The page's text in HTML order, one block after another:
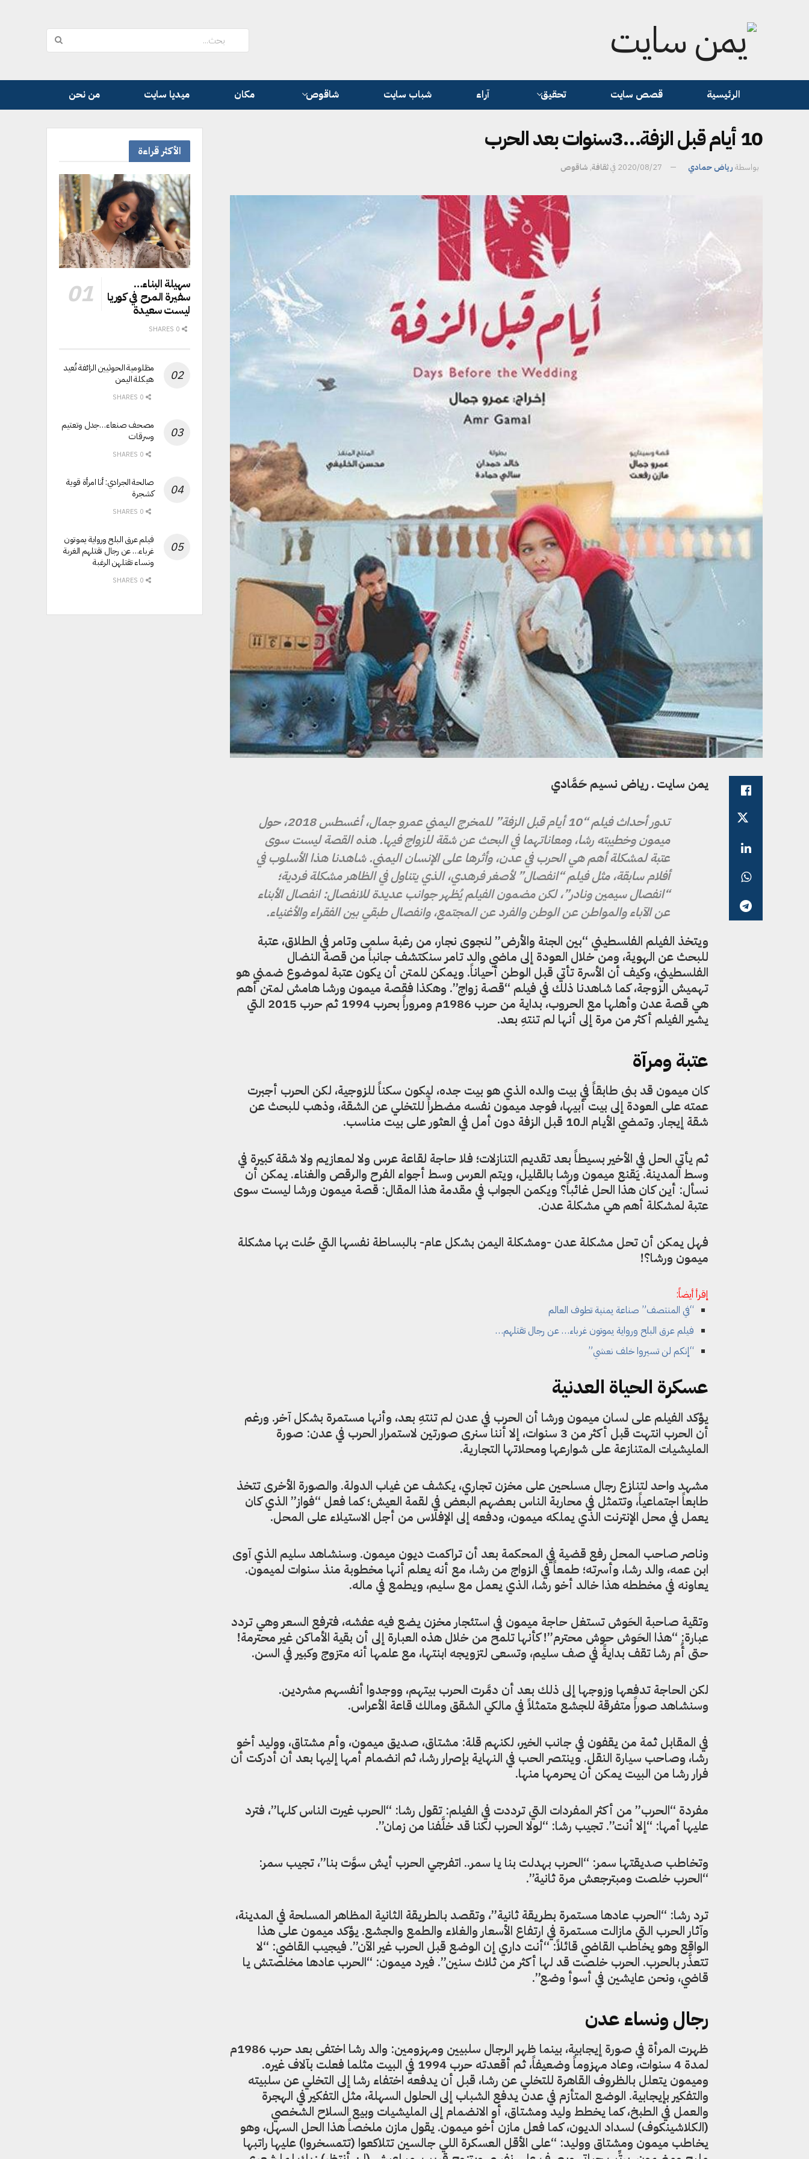
الرئيسية قصص سايت تحقيق آراء شباب سايت شاقوص مكان ميديا سايت من نحن
10 أيام قبل الزفة…3سنوات بعد الحرب
بواسطة رياض حمادي 2020/08/27 فيثقافة, شاقوص
يمن سايت ـ رياض نسيم حَمَّادي
تدور أحداث فيلم “10 أيام قبل الزفة” للمخرج اليمني عمرو جمال، أغسطس 2018، حول
ميمون وخطيبته رشا، ومعاناتهما في البحث عن شقة للزواج فيها. هذه القصة ليست سوى
عتبة لمشكلة أهم هي الحرب في عدن، وأثرها على الإنسان اليمني. شاهدنا هذا الأسلوب في
أفلام سابقة، مثل فيلم “انفصال” لأصغر فرهدي، الذي يتناول في الظاهر مشكلة فردية؛
“انفصال سيمين ونادر”، لكن مضمون الفيلم يُظهر جوانب عديدة للانفصال: انفصال الأبناء
عن الآباء والمواطن عن الوطن والفرد عن المجتمع، وانفصال طبقي بين الفقراء والأغنياء.
ويتخذ الفيلم الفلسطيني “بين الجنة والأرض” لنجوى نجار، من رغبة سلمى وتامر في الطلاق، عتبة
للبحث عن الهوية، ومن خلال العودة إلى ماضي والد تامر سنكتشف جانباً من قصة النضال
الفلسطيني، وكيف أن الأسرة تأتي قبل الوطن أحياناً. ويمكن للمتن أن يكون عتبة لموضوع ضمني هو
تهميش الزوجة، كما شاهدنا ذلك في فيلم “قصة زواج”. وهكذا فقصة ميمون ورشا هامش لمتن أهم
هي قصة عدن وأهلها مع الحروب، بداية من حرب 1986م ومروراً بحرب 1994 ثم حرب 2015 التي
يشير الفيلم أكثر من مرة إلى أنها لم تنتهِ بعد.
عتبة ومرآة
كان ميمون قد بنى طابقاً في بيت والده الذي هو بيت جده، ليكون سكناً للزوجية، لكن الحرب أجبرت
عمته على العودة إلى بيت أبيها، فوجد ميمون نفسه مضطراً للتخلي عن الشقة، وذهب للبحث عن
شقة إيجار. وتمضي الأيام الـ10 قبل الزفة دون أمل في العثور على بيت مناسب.
ثم يأتي الحل في الأخير بسيطاً بعد تقديم التنازلات؛ فلا حاجة لقاعة عرس ولا لمعازيم ولا شقة كبيرة في
وسط المدينة. يَقنع ميمون ورشا بالقليل، ويتم العرس وسط أجواء الفرح والرقص والغناء. يمكن أن
نسأل: أين كان هذا الحل غائباً؟ ويكمن الجواب في مقدمة هذا المقال: قصة ميمون ورشا ليست سوى
عتبة لمشكلة أهم هي مشكلة عدن.
فهل يمكن أن تحل مشكلة عدن -ومشكلة اليمن بشكل عام- بالبساطة نفسها التي حُلت بها مشكلة
ميمون ورشا؟!
إقرأ أيضاً:
“في المنتصف” صناعة يمنية تطوف العالم
فيلم عرق البلح ورواية يموتون غرباء… عن رجال تقتلهم…
“إنكم لن تسيروا خلف نعشي”
عسكرة الحياة العدنية
يؤكد الفيلم على لسان ميمون ورشا أن الحرب في عدن لم تنتهِ بعد، وأنها مستمرة بشكل آخر. ورغم
أن الحرب انتهت قبل أكثر من 3 سنوات، إلا أننا سنرى صورتين لاستمرار الحرب في عدن: صورة
المليشيات المتنازعة على شوارعها ومحلاتها التجارية.
مشهد واحد لتنازع رجال مسلحين على مخزن تجاري، يكشف عن غياب الدولة. والصورة الأخرى تتخذ
طابعاً اجتماعياً، وتتمثل في محاربة الناس بعضهم البعض في لقمة العيش؛ كما فعل “فواز” الذي كان
يعمل في محل الإنترنت الذي يملكه ميمون، ودفعه إلى الإفلاس من أجل الاستيلاء على المحل.
وناصر صاحب المحل رفع قضية في المحكمة بعد أن تراكمت ديون ميمون. وسنشاهد سليم الذي آوى
ابن عمه، والد رشا، وأسرته؛ طمعاً في الزواج من رشا، مع أنه يعلم أنها مخطوبة منذ سنوات لميمون.
يعاونه في مخططه هذا خالد أخو رشا، الذي يعمل مع سليم، ويطمع في ماله.
وتقية صاحبة الحَوش تستغل حاجة ميمون في استئجار مخزن يضع فيه عفشه، فترفع السعر وهي تردد
عبارة: “هذا الحَوش حوش محترم”! كأنها تلمح من خلال هذه العبارة إلى أن بقية الأماكن غير محترمة!
حتى أُم رشا تقف بدايةً في صف سليم، وتسعى لتزويجه ابنتها، مع علمها أنه متزوج وكبير في السن.
لكن الحاجة تدفعها وزوجها إلى ذلك بعد أن دمَّرت الحرب بيتهم، ووجدوا أنفسهم مشردين.
وسنشاهد صوراً متفرقة للجشع متمثلاً في مالكي الشقق ومالك قاعة الأعراس.
في المقابل ثمة من يقفون في جانب الخير، لكنهم قلة: مشتاق، صديق ميمون، وأم مشتاق، ووليد أخو
رشا، وصاحب سيارة النقل. وينتصر الحب في النهاية بإصرار رشا، ثم انضمام أمها إليها بعد أن أدركت أن
فرار رشا من البيت يمكن أن يحرمها منها.
مفردة “الحرب” من أكثر المفردات التي ترددت في الفيلم: تقول رشا: “الحرب غيرت الناس كلها”، فترد
عليها أمها: “إلا أنت”. تجيب رشا: “لولا الحرب لكنا قد خلَّفنا من زمان”.
وتخاطب صديقتها سمر: “الحرب بهدلت بنا يا سمر.. اتفرجي الحرب أيش سوَّت بنا”، تجيب سمر:
“الحرب خلصت ومبترجعش مرة ثانية”.
ترد رشا: “الحرب عادها مستمرة بطريقة ثانية”، وتقصد بالطريقة الثانية المظاهر المسلحة في المدينة،
وآثار الحرب التي مازالت مستمرة في ارتفاع الأسعار والغلاء والطمع والجشع. يؤكد ميمون على هذا
الواقع وهو يخاطب القاضي قائلاً: “أنت داري إن الوضع قبل الحرب غير الآن”. فيجيب القاضي: “لا
تتعذَّر بالحرب. الحرب خلصت قد لها أكثر من ثلاث سنين”. فيرد ميمون: “الحرب عادها مخلصتش يا
قاضي، ونحن عايشين في أسوأ وضع”.
رجال ونساء عدن
ظهرت المرأة في صورة إيجابية، بينما ظهر الرجال سلبيين ومهزومين: والد رشا اختفى بعد حرب 1986م
لمدة 4 سنوات، وعاد مهزوماً وضعيفاً، ثم أقعدته حرب 1994 في البيت مثلما فعلت بآلاف غيره.
وميمون يتعلل بالظروف القاهرة للتخلي عن رشا، قبل أن يدفعه اختفاء رشا إلى التخلي عن سلبيته
والتفكير بإيجابية. الوضع المتأزم في عدن يدفع الشباب إلى الحلول السهلة، مثل التفكير في الهجرة
والعمل في الطبخ، كما يخطط وليد ومشتاق، أو الانضمام إلى المليشيات وبيع السلاح الشخصي
(الكلاشينكوف) لسداد الديون، كما فعل مازن أخو ميمون. يقول مازن ملخصاً هذا الحل السهل، وهو
يخاطب ميمون ومشتاق ووليد: “على الأقل العسكرة اللي جالسين تتلاكعوا (تتمسخروا) عليها راتبها
الأكثر قراءة
سهيلة البناء…
سفيرة المرح في كوريا
ليست سعيدة
مظلومية الحوثيين الزائفة تُعيد
هيكلة اليمن
مصحف صنعاء…جدل وتعتيم
وسرقات
صالحة الجرادي: أنا امرأة قوية
كشجرة
فيلم عرق البلح ورواية يموتون
غرباء… عن رجال تقتلهم الغربة
ونساء تقتلهن الرغبة